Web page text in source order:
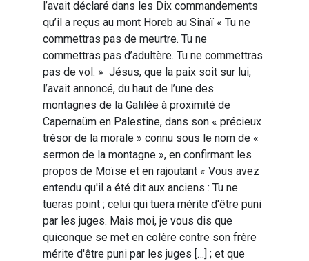
l’avait déclaré dans les Dix commandements
qu’il a reçus au mont Horeb au Sinaï « Tu ne
commettras pas de meurtre. Tu ne
commettras pas d’adultère. Tu ne commettras
pas de vol. » Jésus, que la paix soit sur lui,
l’avait annoncé, du haut de l’une des
montagnes de la Galilée à proximité de
Capernaüm en Palestine, dans son « précieux
trésor de la morale » connu sous le nom de «
sermon de la montagne », en confirmant les
propos de Moïse et en rajoutant « Vous avez
entendu qu'il a été dit aux anciens : Tu ne
tueras point ; celui qui tuera mérite d'être puni
par les juges. Mais moi, je vous dis que
quiconque se met en colère contre son frère
mérite d'être puni par les juges […] ; et que